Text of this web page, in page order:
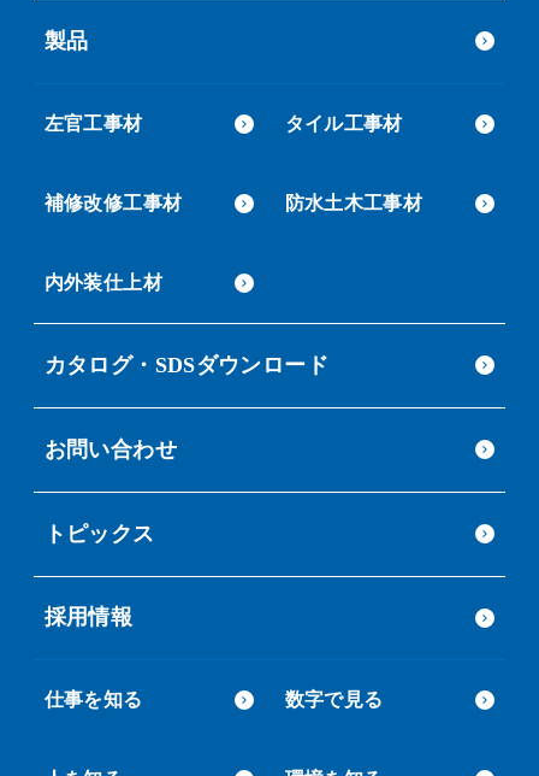
製品
左官工事材 タイル工事材
補修改修工事材 防水土木工事材
内外装仕上材
カタログ・SDSダウンロード
お問い合わせ
トピックス
採用情報
仕事を知る 数字で見る